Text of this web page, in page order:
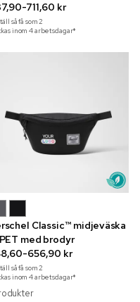
711,60 kr
så få som2
inom 4 arbetsdagar*
Classic™ midjeväska
med brodyr
656,90 kr
så få som2
inom 4 arbetsdagar*